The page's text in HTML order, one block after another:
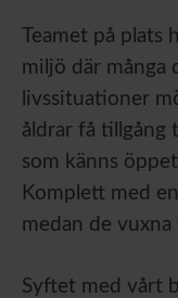
Teamet på
miljö där många
livssituationer
åldrar få tillgång
som känns
Komplett med
medan de vuxna
Syftet med vårt